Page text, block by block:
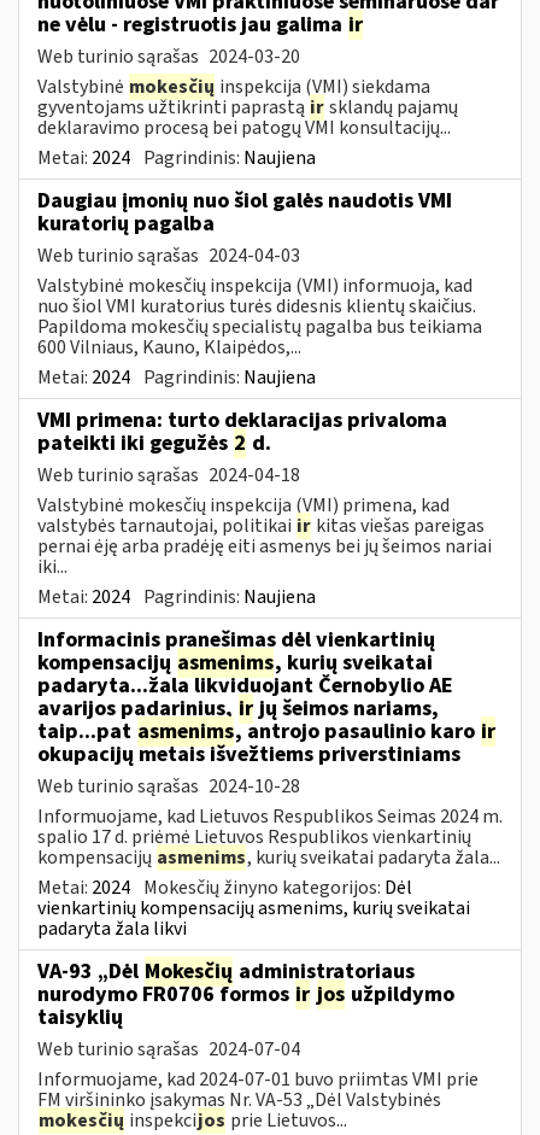
ne vėlu - registruotis jau galima ir
Web turinio sąrašas 2024-03-20
Valstybinė mokesčių inspekcija (VMI) siekdama
gyventojams užtikrinti paprastą irsklandų pajamų
deklaravimo procesą bei patogų VMI konsultacijų...
Metai: 2024 Pagrindinis: Naujiena
Daugiau įmonių nuo šiol galės naudotis VMI
kuratorių pagalba
Web turinio sąrašas 2024-04-03
Valstybinė mokesčių inspekcija (VMI) informuoja, kad
nuo šiol VMI kuratorius turės didesnis klientų skaičius.
Papildoma mokesčių specialistų pagalba bus teikiama
600 Vilniaus, Kauno, Klaipėdos,...
Metai: 2024 Pagrindinis: Naujiena
VMI primena: turto deklaracijas privaloma
pateikti iki gegužės 2 d.
Web turinio sąrašas 2024-04-18
Valstybinė mokesčių inspekcija (VMI) primena, kad
valstybės tarnautojai, politikai ir kitas viešas pareigas
pernai ėję arba pradėję eiti asmenys bei jų šeimos nariai
iki...
Metai: 2024 Pagrindinis: Naujiena
Informacinis pranešimas dėl vienkartinių
kompensacijų asmenims, kurių sveikatai
padaryta...žala likviduojant Černobylio AE
avarijos padarinius, irjų šeimos nariams,
taip...pat asmenims, antrojo pasaulinio karo ir
okupacijų metais išvežtiems priverstiniams
Web turinio sąrašas 2024-10-28
Informuojame, kad Lietuvos Respublikos Seimas 2024 m.
spalio 17 d. priėmė Lietuvos Respublikos vienkartinių
kompensacijų asmenims, kurių sveikatai padaryta žala...
Metai: 2024 Mokesčių žinyno kategorijos: Dėl
vienkartinių kompensacijų asmenims, kurių sveikatai
padaryta žala likvi
VA-93 „Dėl Mokesčių administratoriaus
nurodymo FR0706 formos ir jos užpildymo
taisyklių
Web turinio sąrašas 2024-07-04
Informuojame, kad 2024-07-01 buvo priimtas VMI prie
FM viršininko įsakymas Nr. VA-53 „Dėl Valstybinės
mokesčių inspekcijos prie Lietuvos...